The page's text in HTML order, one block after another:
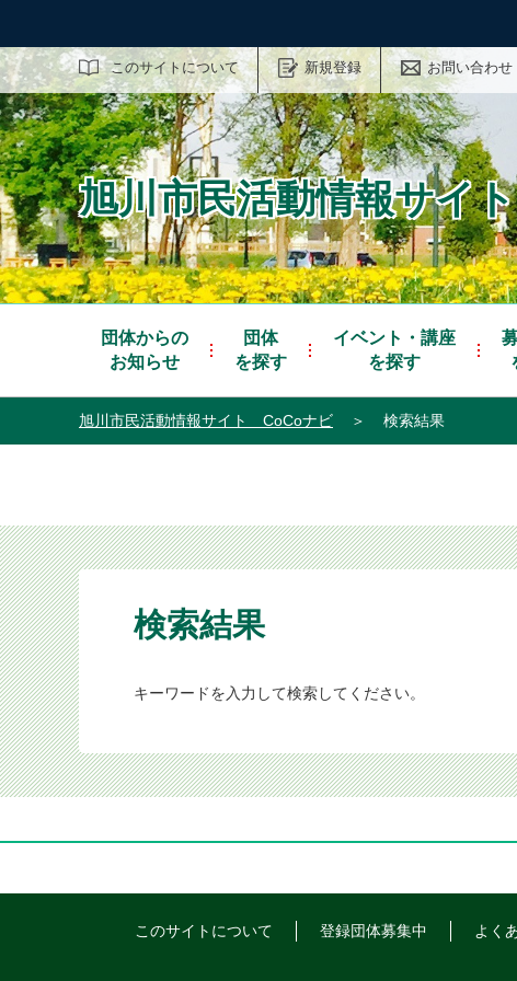
このサイトについて 新規登録 お問い合わせ
サイト内検索
旭川市民活動情報サイ
団体からの
お知らせ
団体
を探す
イベント・講座
を探す
旭川市民活動情報サイト CoCoナビ ＞ 検索結果
検索結果
キーワードを入力して検索してください。
このサイトについて 登録団体募集中 よく